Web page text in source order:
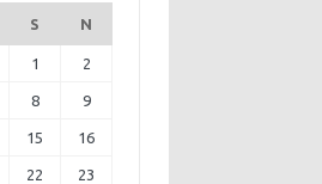
S N
1 2
8 9
15 16
22 23